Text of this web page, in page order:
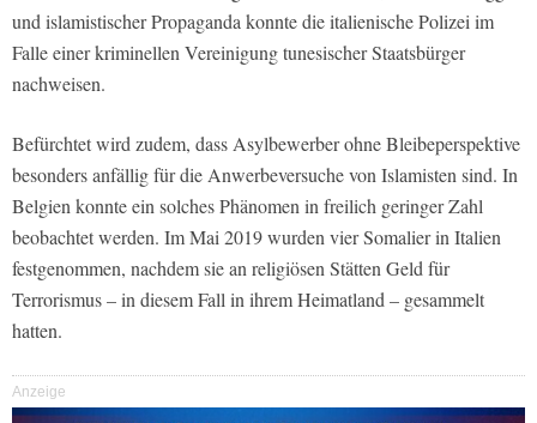
und islamistischer Propaganda konnte die italienische Polizei im
Falle einer kriminellen Vereinigung tunesischer Staatsbürger
nachweisen.
Befürchtet wird zudem, dass Asylbewerber ohne Bleibeperspektive
besonders anfällig für die Anwerbeversuche von Islamisten sind. In
Belgien konnte ein solches Phänomen in freilich geringer Zahl
beobachtet werden. Im Mai 2019 wurden vier Somalier in Italien
festgenommen, nachdem sie an religiösen Stätten Geld für
Terrorismus – in diesem Fall in ihrem Heimatland – gesammelt
hatten.
Anzeige